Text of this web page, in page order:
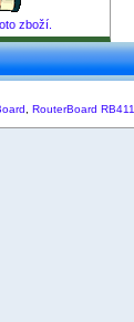
zboží.
RouterBoard RB411